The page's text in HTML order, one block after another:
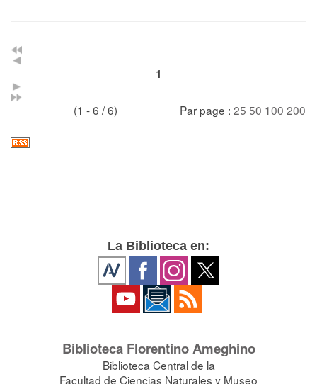
1
(1 - 6 / 6) Par page : 25 50 100 200
La Biblioteca en:
Biblioteca Florentino Ameghino
Biblioteca Central de la
Facultad de Ciencias Naturales y Museo